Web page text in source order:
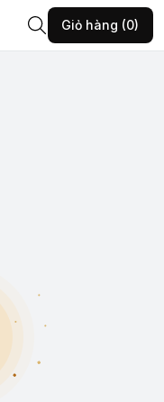
Giỏ hàng (0)